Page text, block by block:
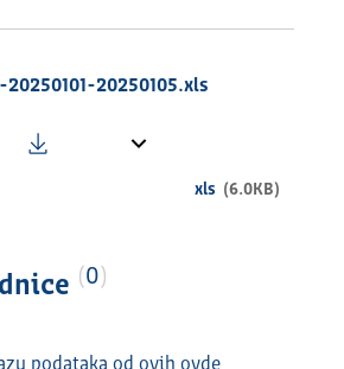
20250105.xls
xls (6.0KB)
0